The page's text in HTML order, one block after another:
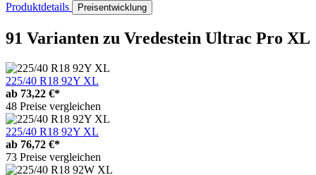
Produktdetails Preisentwicklung
91 Varianten zu Vredestein Ultrac Pro XL
225/40 R18 92Y XL
ab 73,22 €*
48 Preise vergleichen
225/40 R18 92Y XL
ab 76,72 €*
73 Preise vergleichen